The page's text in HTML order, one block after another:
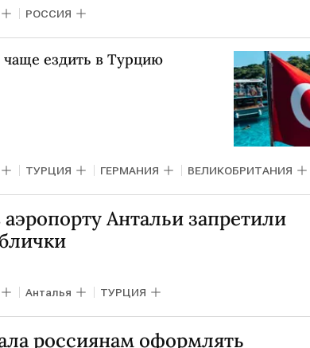
РОССИЯ
чаще ездить в Турцию
ТУРЦИЯ ГЕРМАНИЯ ВЕЛИКОБРИТАНИЯ
Антальи запретили
Анталья ТУРЦИЯ
россиянам оформлять